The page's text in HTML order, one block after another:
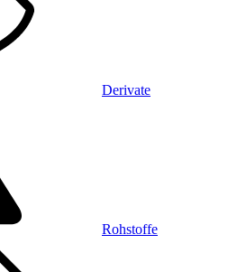
Derivate
Rohstoffe